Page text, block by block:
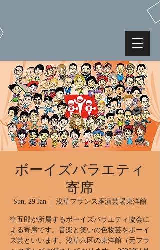
ボーイズバラエティ
寄席
Sun, 29 Jan
  |
浅草フランス座演芸場東洋館
空五郎が所属するボーイズバラエティ協会に
よる寄席です。音楽と笑いの色物芸をボーイ
ズ芸といいます。浅草六区の東洋館（元フラ